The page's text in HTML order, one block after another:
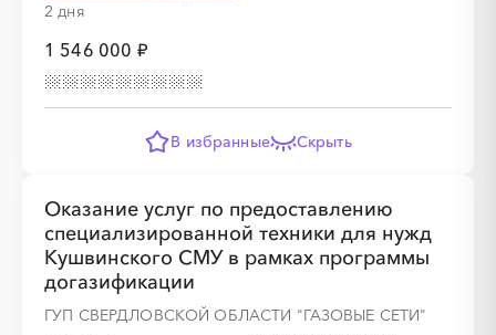
2 дня
1 546 000 ₽
В избранные Скрыть
Оказание услуг по предоставлению
специализированной техники для нужд
Кушвинского СМУ в рамках программы
догазификации
ГУП СВЕРДЛОВСКОЙ ОБЛАСТИ "ГАЗОВЫЕ СЕТИ"